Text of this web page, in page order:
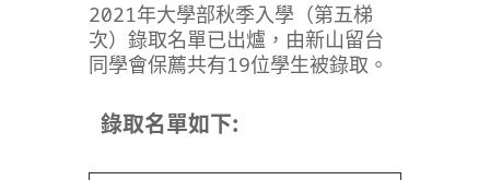
2021年大學部秋季入學（第五梯
次）錄取名單已出爐，由新山留台
同學會保薦共有19位學生被錄取。
錄取名單如下: